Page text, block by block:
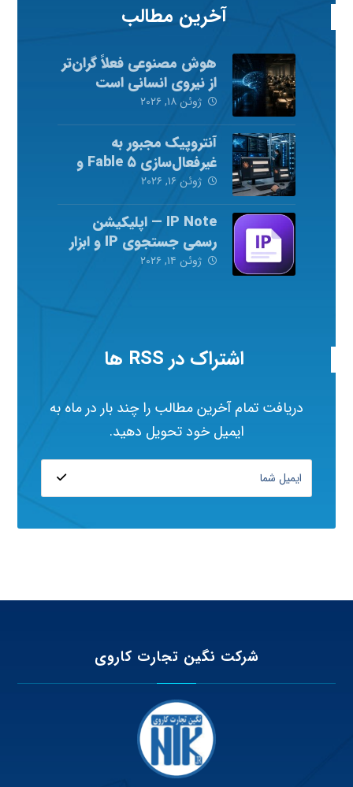
آخرین مطالب
هوش مصنوعی فعلاً گران‌تر
از نیروی انسانی است
ژوئن ۱۸, ۲۰۲۶
آنتروپیک مجبور به
غیرفعال‌سازی Fable ۵ و
Mythos ۵ شد
ژوئن ۱۶, ۲۰۲۶
IP Note — اپلیکیشن
رسمی جستجوی IP و ابزار
شبکه
ژوئن ۱۴, ۲۰۲۶
اشتراک در RSS ها
دریافت تمام آخرین مطالب را چند بار در ماه به
ایمیل خود تحویل دهید.
شرکت نگین تجارت کاروی